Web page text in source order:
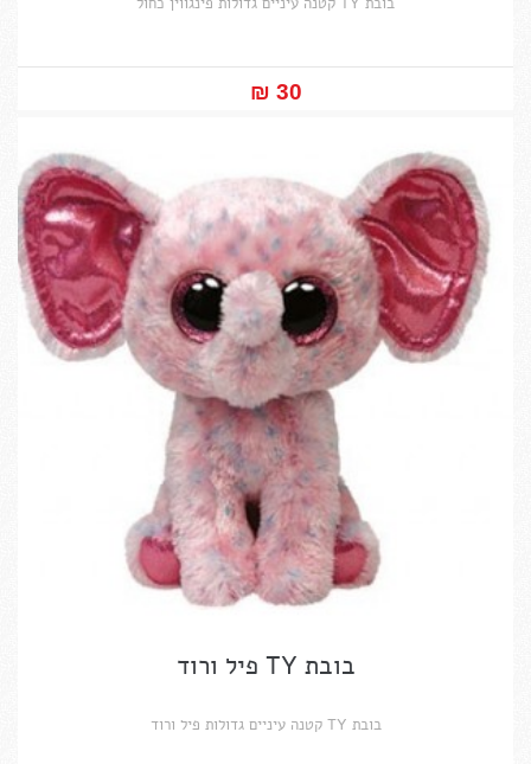
30 ₪‎
בובת TY פיל ורוד
בובת TY קטנה עיניים גדולות פיל ורוד